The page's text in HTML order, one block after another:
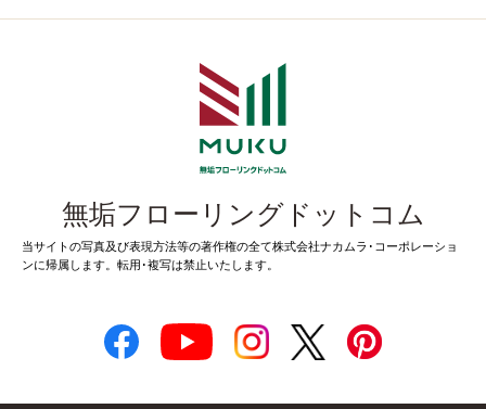
無垢フローリングドットコム
当サイトの写真及び表現方法等の著作権の全て株式会社ナカムラ･コーポレーショ
ンに帰属します。転用･複写は禁止いたします。